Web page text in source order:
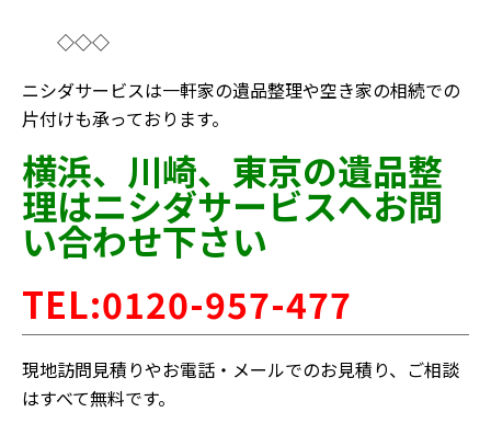
◇◇◇
ニシダサービスは一軒家の遺品整理や空き家の相続での
片付けも承っております。
横浜、川崎、東京の遺品整
理はニシダサービスへお問
い合わせ下さい
TEL:0120-957-477
現地訪問見積りやお電話・メールでのお見積り、ご相談
はすべて無料です。